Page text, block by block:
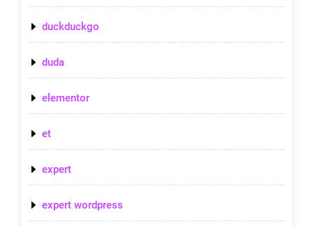
duckduckgo
duda
elementor
et
expert
expert wordpress